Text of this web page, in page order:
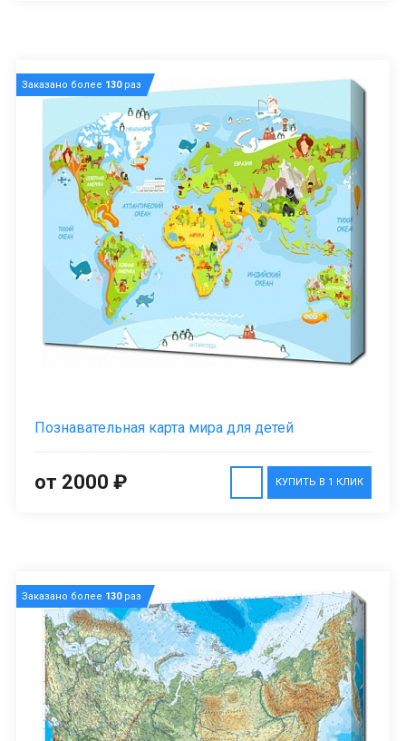
Заказано более 130раз
Познавательная карта мира для детей
КУПИТЬ В 1 КЛИК
от 2000 ₽
Заказано более 130раз